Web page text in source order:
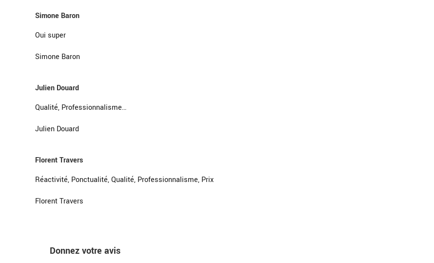
Simone Baron
Oui super
Simone Baron
Julien Douard
Qualité, Professionnalisme…
Julien Douard
Florent Travers
Réactivité, Ponctualité, Qualité, Professionnalisme, Prix
Florent Travers
Donnez votre avis